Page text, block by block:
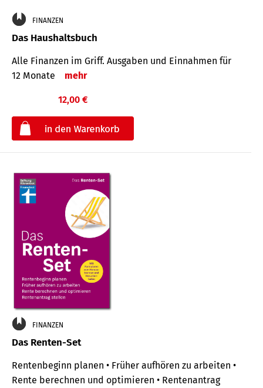
FINANZEN
Das Haushaltsbuch
Alle Finanzen im Griff. Aus­gaben und Ein­nahmen für
12 Monate
mehr
12,00 €
FINANZEN
Das Renten-Set
Rentenbeginn planen • Früher aufhören zu arbeiten •
Rente berechnen und optimieren • Rentenantrag